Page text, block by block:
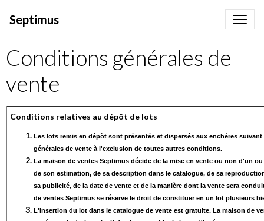
Septimus
Conditions générales de
vente
Conditions relatives au dépôt de lots
Les lots remis en dépôt sont présentés et dispersés aux enchères
générales de vente à l'exclusion de toutes autres conditions.
La maison de ventes Septimus décide de la mise en vente ou non d'un
de son estimation, de sa description dans le catalogue, de sa
sa publicité, de la date de vente et de la manière dont la vente sera
de ventes Septimus se réserve le droit de constituer en un lot plusieurs
L'insertion du lot dans le catalogue de vente est gratuite. La maison de